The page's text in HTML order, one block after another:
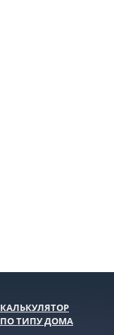
КАЛЬКУЛЯТОР
ПО ТИПУ ДОМА